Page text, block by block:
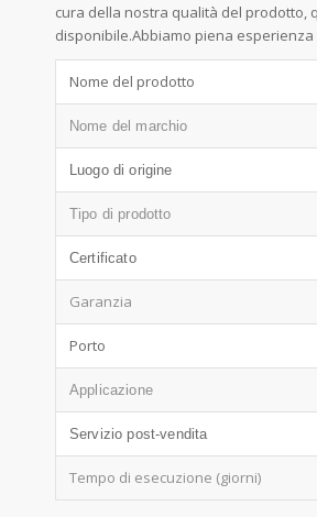
cura della nostra qualità del prodotto,
disponibile.Abbiamo piena
Nome del prodotto
Nome del marchio
Luogo di origine
Tipo di prodotto
Certificato
Garanzia
Porto
Applicazione
Servizio post-vendita
Tempo di esecuzione (giorni)